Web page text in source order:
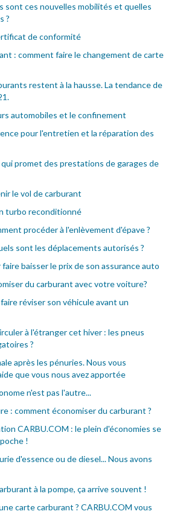
sont ces nouvelles mobilités et quelles
?
de conformité
: comment faire le changement de carte
restent à la hausse. La tendance de
automobiles et le confinement
pour l'entretien et la réparation des
promet des prestations de garages de
le vol de carburant
turbo reconditionné
procéder à l'enlèvement d'épave ?
sont les déplacements autorisés ?
baisser le prix de son assurance auto
du carburant avec votre voiture?
réviser son véhicule avant un
à l'étranger cet hiver : les pneus
?
après les pénuries. Nous vous
que vous nous avez apportée
n'est pas l'autre...
: comment économiser du carburant ?
CARBU.COM : le plein d'économies se
!
d'essence ou de diesel... Nous avons
à la pompe, ça arrive souvent !
carte carburant ? CARBU.COM vous